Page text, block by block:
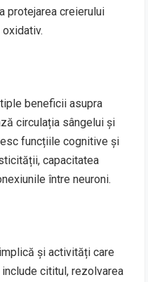
protejarea creierului
beneficii asupra
circulația sângelui și
funcțiile cognitive și
capacitatea
între neuroni.
și activități care
cititul, rezolvarea